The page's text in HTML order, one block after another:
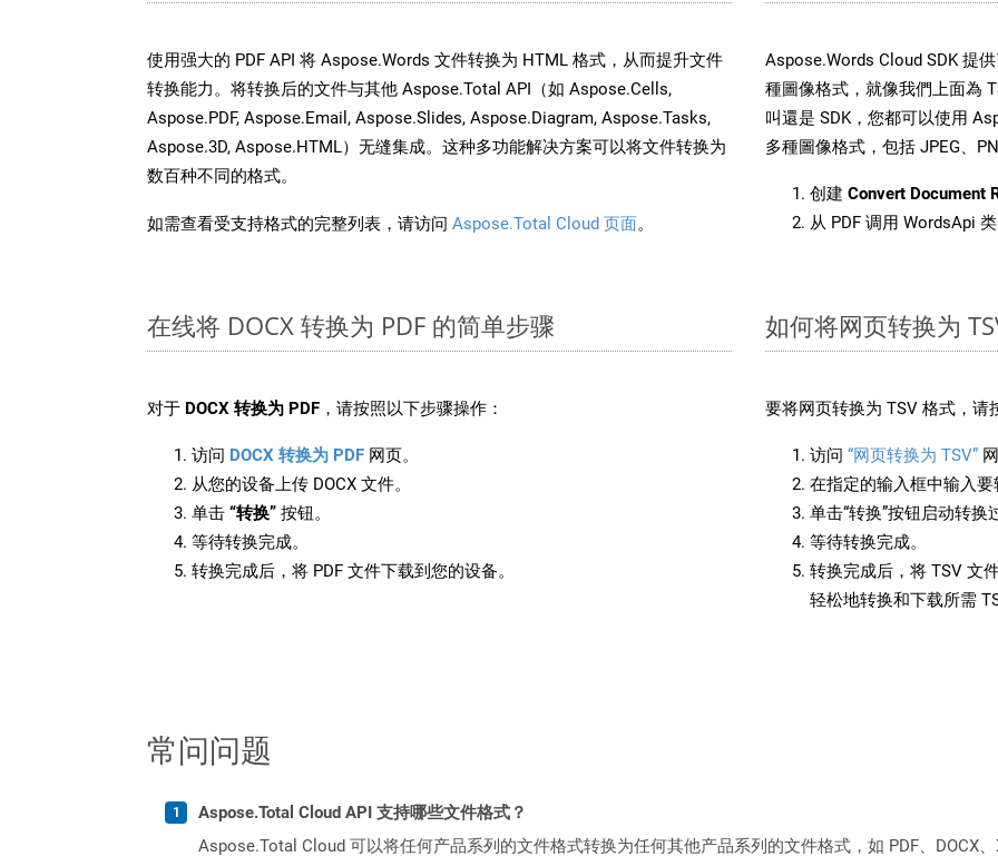
使用强大的 PDF API 将 Aspose.Words 文件转换为 HTML 格式，从而提升文件
转换能力。将转换后的文件与其他 Aspose.Total API（如 Aspose.Cells,
Aspose.PDF, Aspose.Email, Aspose.Slides, Aspose.Diagram, Aspose.Tasks,
Aspose.3D, Aspose.HTML）无缝集成。这种多功能解决方案可以将文件转换为
数百种不同的格式。
如需查看受支持格式的完整列表，请访问 Aspose.Total Cloud 页面。
Aspose.Words Cloud SDK 提
種圖像格式，就像我們上面為
叫還是 SDK，您都可以使用
多種圖像格式，包括 JPEG、
创建 Convert Document
从 PDF 调用 WordsApi
在线将 DOCX 转换为 PDF 的简单步骤
对于 DOCX 转换为 PDF ，请按照以下步骤操作：
访问 DOCX 转换为 PDF 网页。
从您的设备上传 DOCX 文件。
单击 “转换” 按钮。
等待转换完成。
转换完成后，将 PDF 文件下载到您的设备。
如何将网页转换为
要将网页转换为 TSV 格式，请
访问 “网页转换为 TSV”
在指定的输入框中输入要
单击“转换”按钮启动转换
等待转换完成。
转换完成后，将 TSV 文
轻松地转换和下载所需
常问问题
Aspose.Total Cloud API 支持哪些文件格式？
Aspose.Total Cloud 可以将任何产品系列的文件格式转换为任何其他产品系列的文件格式，如 PDF、DOCX